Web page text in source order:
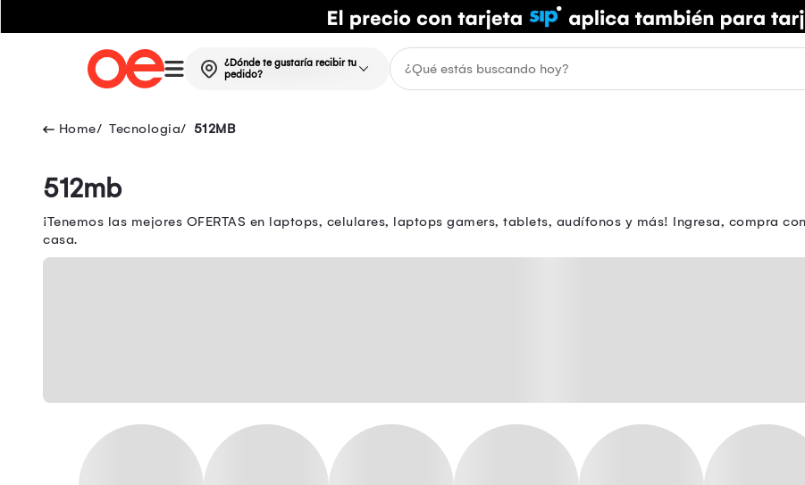
¿Dónde te gustaría recibir tu
pedido?
Tecnologia 512MB
512mb
¡Tenemos las mejores OFERTAS en laptops, celulares, laptops gamers, tablets, audífonos y más! Ingresa, compra
casa.